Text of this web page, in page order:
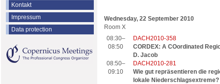
Kontakt
Impressum
Data protection
Wednesday, 22 September 2010
Room X
08:30–
08:50
DACH2010-358
CORDEX: A COordinated
D. Jacob
08:50–
09:10
DACH2010-281
Wie gut repräsentieren die
lokale Niederschlagsextreme?